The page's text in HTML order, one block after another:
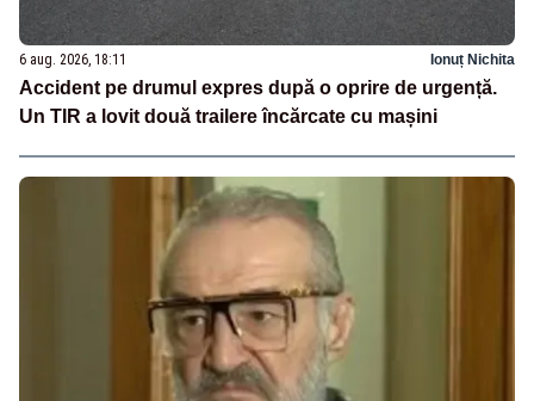
6 aug. 2026, 18:11 Ionuț Nichita
Accident pe drumul expres după o oprire de urgență.
Un TIR a lovit două trailere încărcate cu mașini